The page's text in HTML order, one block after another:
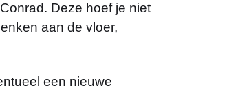
Deze hoef je niet
aan de vloer,
een nieuwe